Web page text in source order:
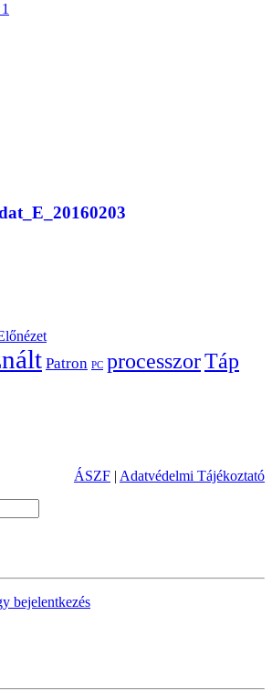
1
Patron PC processzorTáp
ÁSZF | Adatvédelmi Tájékoztató
bejelentkezés